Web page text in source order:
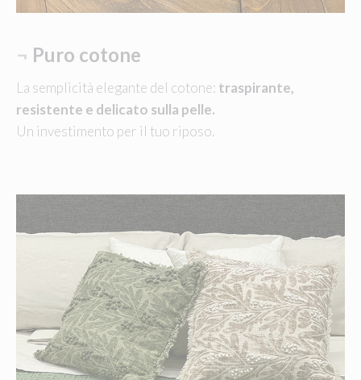
¬ Puro cotone
La semplicità elegante del cotone: traspirante,
resistente e delicato sulla pelle.
Un investimento per il tuo riposo.